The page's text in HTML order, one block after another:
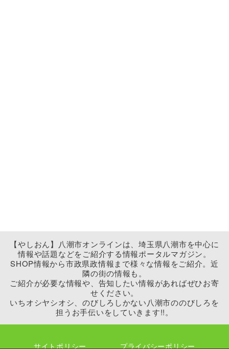
【やしおん】八潮市オンラインは、埼玉県八潮市を中心に
情報や話題などをご紹介する情報ポータルマガジン。
SHOP情報から市政県政情報まで様々な情報をご紹介。近
隣の街の情報も。
ご紹介が必要な情報や、告知したい情報があればぜひお寄
せください。
いちオシヤシオシ、のびしろしかない八潮市ののびしろを
担うお手伝いをしていきます!!。
サイトポリシー プライバシーポリシー